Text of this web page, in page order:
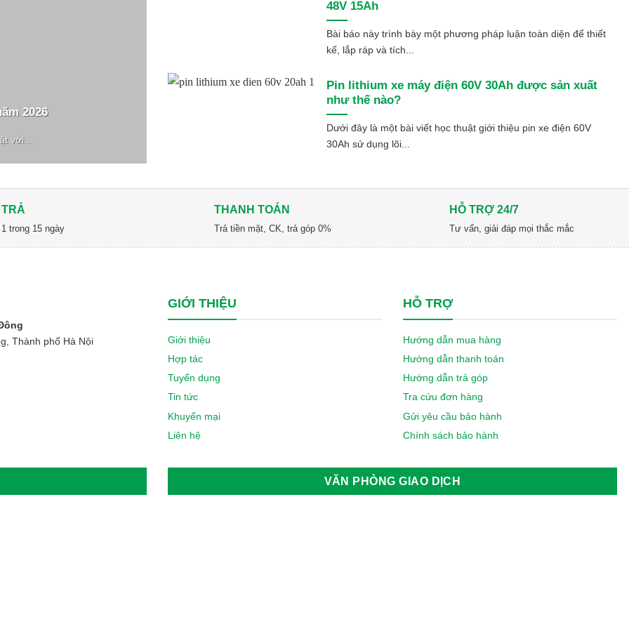
2026
với...
48V 15Ah
Bài báo này trình bày một phương pháp luận toàn diện để thiết
kế, lắp ráp và tích...
Pin lithium xe máy điện 60V 30Ah được sản xuất
như thế nào?
Dưới đây là một bài viết học thuật giới thiệu pin xe điện 60V
30Ah sử dụng lõi...
trong 15 ngày
THANH TOÁN
Trả tiền mặt, CK, trả góp 0%
HỖ TRỢ 24/7
Tư vấn, giải đáp mọi thắc mắc
Thành phố Hà Nội
GIỚI THIỆU
Giới thiệu
Hợp tác
Tuyển dụng
Tin tức
Khuyến mại
Liên hệ
HỖ TRỢ
Hướng dẫn mua hàng
Hướng dẫn thanh toán
Hướng dẫn trả góp
Tra cứu đơn hàng
Gửi yêu cầu bảo hành
Chính sách bảo hành
VĂN PHÒNG GIAO DỊCH